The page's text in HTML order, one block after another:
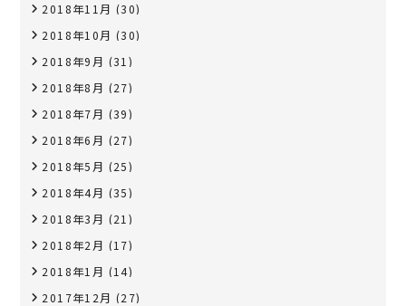
2018年11月 (30)
2018年10月 (30)
2018年9月 (31)
2018年8月 (27)
2018年7月 (39)
2018年6月 (27)
2018年5月 (25)
2018年4月 (35)
2018年3月 (21)
2018年2月 (17)
2018年1月 (14)
2017年12月 (27)